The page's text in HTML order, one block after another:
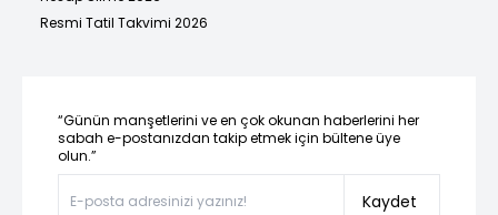
Resmi Tatil Takvimi 2026
“Günün manşetlerini ve en çok okunan haberlerini her
sabah e-postanızdan takip etmek için bültene üye
olun.”
Kaydet